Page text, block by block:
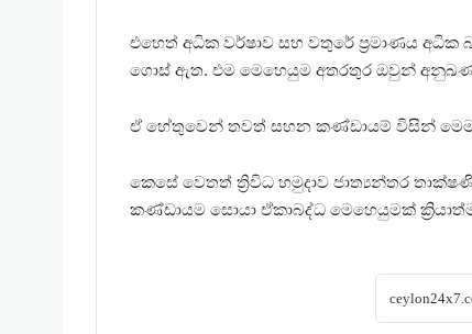
එහෙත් අධික වර්ෂාව සහ වතුරේ ප්‍රමාණය
ගොස් ඇත. එම මෙහෙයුම අතරතුර ඔවුන්
ඒ හේතුවෙන් තවත් සහන කණ්ඩායම් විසින් මෙම
කෙසේ වෙතත් ත්‍රිවිධ හමුදාව ජාත්‍යන්තර
කණ්ඩායම සොයා ඒකාබද්ධ මෙහෙයුමක්